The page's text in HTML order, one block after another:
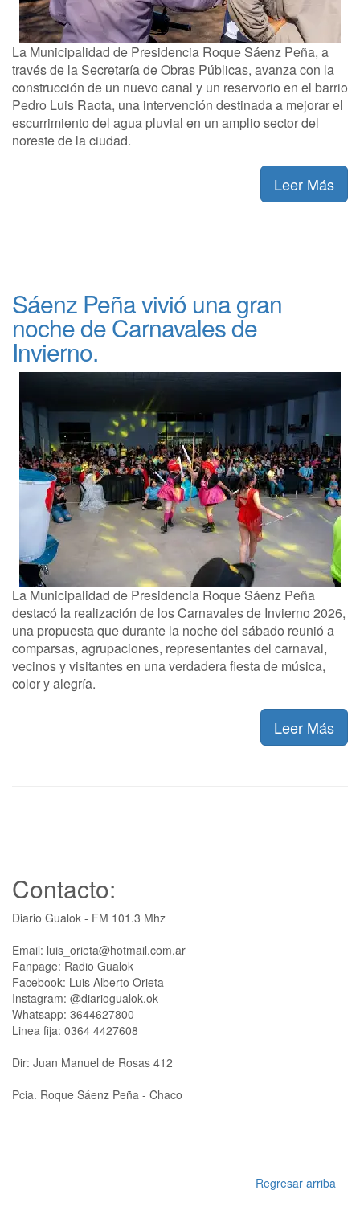
La Municipalidad de Presidencia Roque Sáenz Peña, a
través de la Secretaría de Obras Públicas, avanza con la
construcción de un nuevo canal y un reservorio en el barrio
Pedro Luis Raota, una intervención destinada a mejorar el
escurrimiento del agua pluvial en un amplio sector del
noreste de la ciudad.
Leer Más
Sáenz Peña vivió una gran
noche de Carnavales de
Invierno.
La Municipalidad de Presidencia Roque Sáenz Peña
destacó la realización de los Carnavales de Invierno 2026,
una propuesta que durante la noche del sábado reunió a
comparsas, agrupaciones, representantes del carnaval,
vecinos y visitantes en una verdadera fiesta de música,
color y alegría.
Leer Más
Contacto:
Diario Gualok - FM 101.3 Mhz
Email: luis_orieta@hotmail.com.ar
Fanpage: Radio Gualok
Facebook: Luis Alberto Orieta
Instagram: @diariogualok.ok
Whatsapp: 3644627800
Linea fija: 0364 4427608
Dir: Juan Manuel de Rosas 412
Pcia. Roque Sáenz Peña - Chaco
Regresar arriba